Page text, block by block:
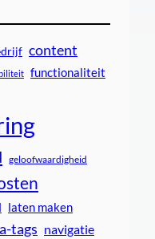
content
functionaliteit
geloofwaardigheid
laten maken
tags navigatie